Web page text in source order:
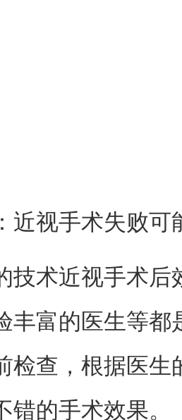
视手术失败可
术近视手术后
丰富的医生等
检查，根据医
错的手术效果。